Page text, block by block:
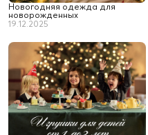
Новогодняя одежда для
новорожденных
19.12.2025